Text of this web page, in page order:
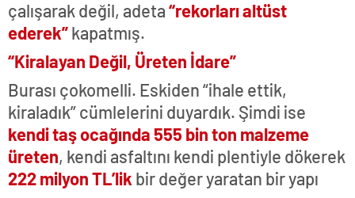
çalışarak değil, adeta“rekorları altüst
ederek”kapatmış.
“Kiralayan Değil, Üreten İdare”
Burası çokomelli. Eskiden “ihale ettik,
kiraladık” cümlelerini duyardık. Şimdi ise
kendi taş ocağında 555 bin ton malzeme
üreten, kendi asfaltını kendi plentiyle dökerek
222 milyon TL’lik bir değer yaratan bir yapı